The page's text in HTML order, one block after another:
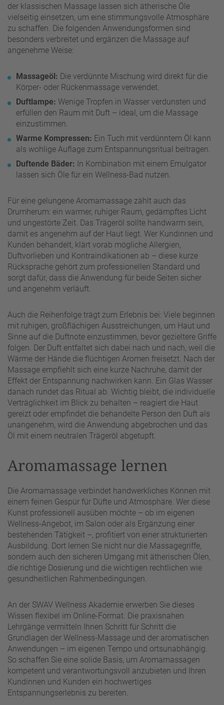
der klassischen Massage lassen sich ätherische Öle
vielseitig einsetzen, um eine stimmungsvolle Atmosphäre
zu schaffen. Die folgenden Anwendungsformen sind
besonders verbreitet und ergänzen die Massage auf
angenehme Weise:
Massageöl: Die verdünnte Mischung wird direkt für die
Körper- oder Rückenmassage verwendet.
Duftlampe: Wenige Tropfen in Wasser verdunsten und
erfüllen den Raum mit Duft – ideal, um die Massage
einzustimmen.
Warme Kompressen: Ein Tuch mit verdünntem Öl kann
als wohlige Auflage zum Entspannungsritual beitragen.
Duftende Bäder: In Kombination mit einem Emulgator
lassen sich Öle für ein Wellness-Bad nutzen.
Für eine gelungene Aromamassage zählt auch das
Drumherum: ein warmer, ruhiger Raum, gedämpftes Licht
und ungestörte Zeit. Das Trägeröl sollte handwarm sein,
damit es angenehm auf der Haut liegt. Wer Kundinnen und
Kunden behandelt, klärt vorab mögliche Allergien,
Duftvorlieben und Kontraindikationen ab – diese kurze
Rücksprache gehört zum professionellen Standard und
sorgt dafür, dass die Anwendung für beide Seiten sicher
und angenehm verläuft.
Auch die Reihenfolge trägt zum Erlebnis bei: Viele beginnen
mit ruhigen, großflächigen Ausstreichungen, um Haut und
Sinne auf die Duftnote einzustimmen, bevor gezieltere Griffe
folgen. Der Duft entfaltet sich dabei nach und nach, weil die
Wärme der Hände die flüchtigen Aromen freisetzt. Nach der
Massage empfiehlt sich eine kurze Nachruhe, damit der
Effekt der Entspannung nachwirken kann. Ein Glas Wasser
danach rundet das Ritual ab. Wichtig bleibt, die individuelle
Verträglichkeit im Blick zu behalten – reagiert die Haut
gereizt oder empfindet die behandelte Person den Duft als
unangenehm, wird die Anwendung abgebrochen und das
Öl mit einem neutralen Trägeröl abgetupft.
Aromamassage lernen
Die Aromamassage verbindet handwerkliches Können mit
einem feinen Gespür für Düfte und Atmosphäre. Wer diese
Kunst professionell ausüben möchte – ob im eigenen
Wellness-Angebot, im Salon oder als Ergänzung einer
bestehenden Tätigkeit –, profitiert von einer strukturierten
Ausbildung. Dort lernen Sie nicht nur die Massagegriffe,
sondern auch den sicheren Umgang mit ätherischen Ölen,
die richtige Dosierung und die wichtigen rechtlichen wie
gesundheitlichen Rahmenbedingungen.
An der SWAV Wellness Akademie erwerben Sie dieses
Wissen flexibel im Online-Format. Die praxisnahen
Lehrgänge vermitteln Ihnen Schritt für Schritt die
Grundlagen der Wellness-Massage und der aromatischen
Anwendungen – im eigenen Tempo und ortsunabhängig.
So schaffen Sie eine solide Basis, um Aromamassagen
kompetent und verantwortungsvoll anzubieten und Ihren
Kundinnen und Kunden ein hochwertiges
Entspannungserlebnis zu bereiten.